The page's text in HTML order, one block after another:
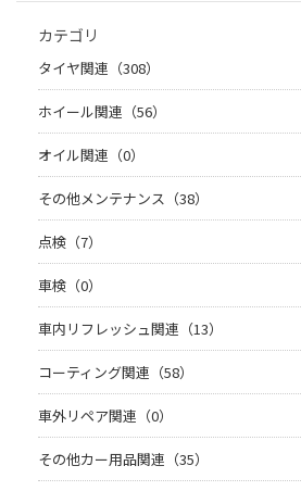
カテゴリ
タイヤ関連（308）
ホイール関連（56）
オイル関連（0）
その他メンテナンス（38）
点検（7）
車検（0）
車内リフレッシュ関連（13）
コーティング関連（58）
車外リペア関連（0）
その他カー用品関連（35）